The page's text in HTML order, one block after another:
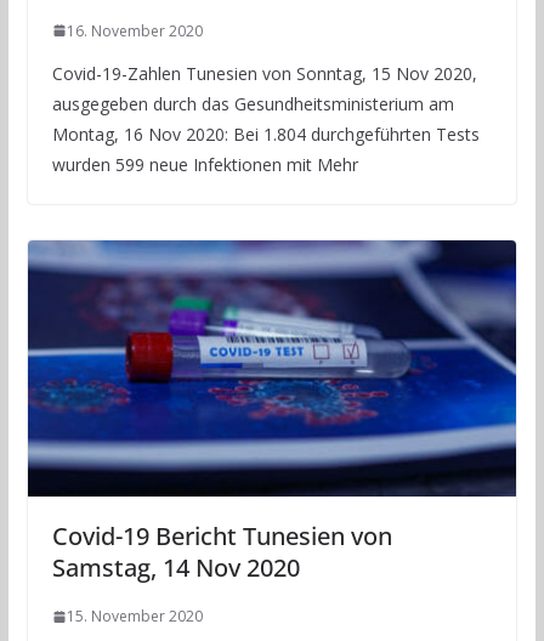
16. November 2020
Covid-19-Zahlen Tunesien von Sonntag, 15 Nov 2020,
ausgegeben durch das Gesundheitsministerium am
Montag, 16 Nov 2020: Bei 1.804 durchgeführten Tests
wurden 599 neue Infektionen mit Mehr
Covid-19 Bericht Tunesien von
Samstag, 14 Nov 2020
15. November 2020